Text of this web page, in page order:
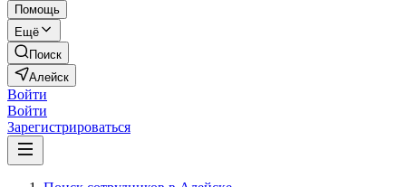
Помощь
Ещё
Поиск
Алейск
Войти
Войти
Зарегистрироваться